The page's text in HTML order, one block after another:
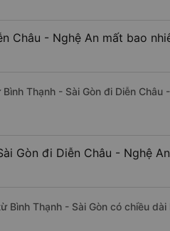
Châu - Nghệ An mất bao
Thạnh - Sài Gòn đi Diễn
Gòn đi Diễn Châu - Nghệ
Bình Thạnh - Sài Gòn có chiều